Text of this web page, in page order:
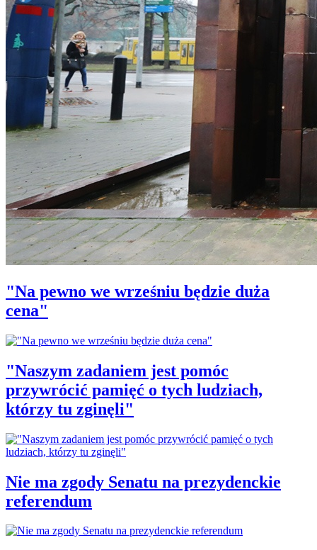
"Na pewno we wrześniu będzie duża
cena"
"Naszym zadaniem jest pomóc
przywrócić pamięć o tych ludziach,
którzy tu zginęli"
Nie ma zgody Senatu na prezydenckie
referendum